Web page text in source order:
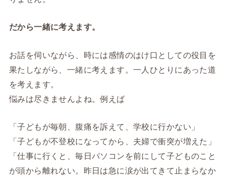
だから一緒に考えます。
お話を伺いながら、時には感情のはけ口としての役目を
果たしながら、一緒に考えます。一人ひとりにあった道
を考えます。
悩みは尽きませんよね。例えば
「子どもが毎朝、腹痛を訴えて、学校に行かない」
「子どもが不登校になってから、夫婦で衝突が増えた」
「仕事に行くと、毎日パソコンを前にして子どものこと
が頭から離れない。昨日は急に涙が出てきて止まらなか